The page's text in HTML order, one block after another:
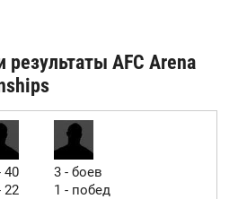
результаты AFC Arena
40
22
3 - боев
1 - побед